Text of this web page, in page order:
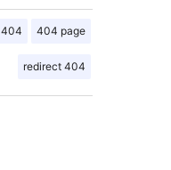
404 404 page
redirect 404